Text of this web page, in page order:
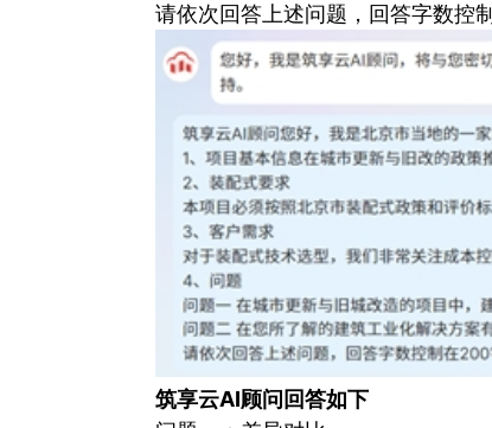
请依次回答上述问题，回答字数控
筑享云AI顾问回答如下